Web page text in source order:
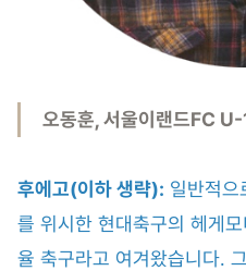
오동훈, 서울이랜드FC
후에고(이하 생략): 일반적으
를 위시한 현대축구의 헤게
율 축구라고 여겨왔습니다.